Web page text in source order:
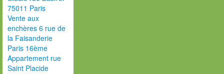
75011 Paris
Vente aux
enchères 6 rue de
la Faisanderie
Paris 16ème
Appartement rue
Saint Placide